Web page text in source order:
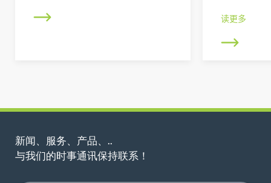
读更多
新闻、服务、产品、..
与我们的时事通讯保持联系！